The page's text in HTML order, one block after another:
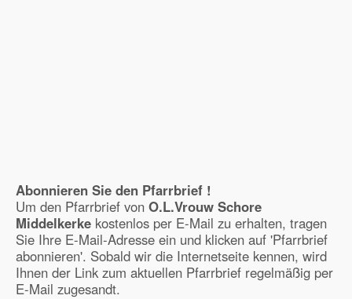
Abonnieren Sie den Pfarrbrief !
Um den Pfarrbrief von O.L.Vrouw Schore
Middelkerke kostenlos per E-Mail zu erhalten, tragen
Sie Ihre E-Mail-Adresse ein und klicken auf 'Pfarrbrief
abonnieren'. Sobald wir die Internetseite kennen, wird
Ihnen der Link zum aktuellen Pfarrbrief regelmäßig per
E-Mail zugesandt.